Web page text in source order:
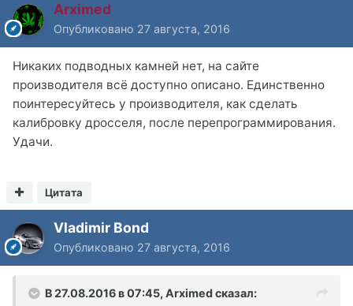
Arximed
Опубликовано 27 августа, 2016
Никаких подводных камней нет, на сайте
производителя всё доступно описано. Единственно
поинтересуйтесь у производителя, как сделать
калибровку дросселя, после перепрограммирования.
Удачи.
Цитата
Vladimir Bond
Опубликовано 27 августа, 2016
В 27.08.2016 в 07:45, Arximed сказал: